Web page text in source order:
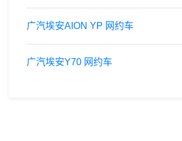
广汽埃安AION YP 网约车
广汽埃安Y70 网约车